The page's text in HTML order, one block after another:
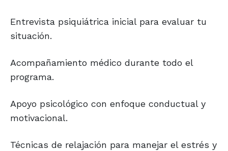
Entrevista psiquiátrica inicial para evaluar tu
situación.
Acompañamiento médico durante todo el
programa.
Apoyo psicológico con enfoque conductual y
motivacional.
Técnicas de relajación para manejar el estrés y